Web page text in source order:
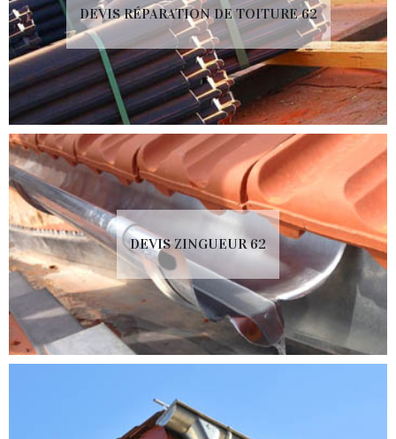
DEVIS RÉPARATION DE TOITURE 62
DEVIS ZINGUEUR 62